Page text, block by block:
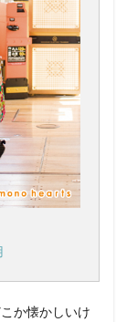
か懐かしいけ